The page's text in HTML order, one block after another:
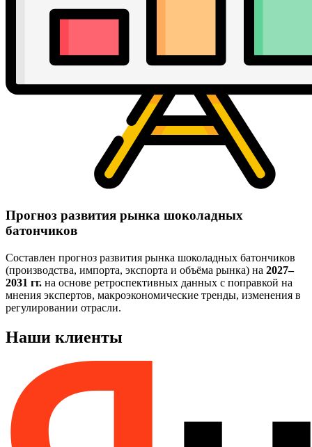
Прогноз развития рынка шоколадных
батончиков
Составлен прогноз развития рынка шоколадных батончиков
(производства, импорта, экспорта и объёма рынка) на 2027–
2031 гг. на основе ретроспективных данных с поправкой на
мнения экспертов, макроэкономические тренды, изменения в
регулировании отрасли.
Наши клиенты